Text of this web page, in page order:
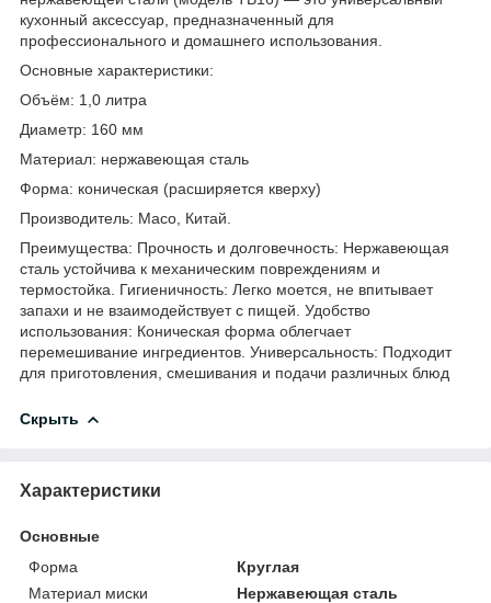
кухонный аксессуар, предназначенный для
профессионального и домашнего использования.
Основные характеристики:
Объём: 1,0 литра
Диаметр: 160 мм
Материал: нержавеющая сталь
Форма: коническая (расширяется кверху)
Производитель: Maco, Китай.
Преимущества: Прочность и долговечность: Нержавеющая
сталь устойчива к механическим повреждениям и
термостойка. Гигиеничность: Легко моется, не впитывает
запахи и не взаимодействует с пищей. Удобство
использования: Коническая форма облегчает
перемешивание ингредиентов. Универсальность: Подходит
для приготовления, смешивания и подачи различных блюд
Скрыть
Характеристики
Основные
Форма
Круглая
Материал миски
Нержавеющая сталь